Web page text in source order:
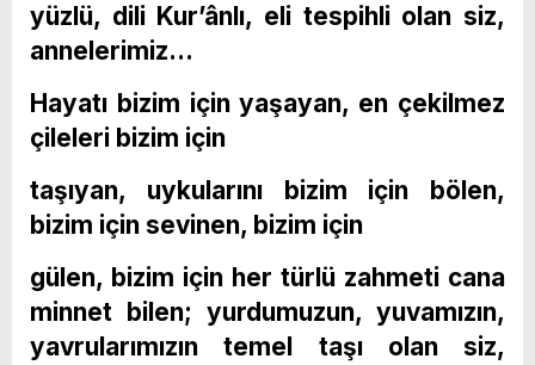
yüzlü, dili Kur’ânlı, eli tespihli olan siz,
annelerimiz…
Hayatı bizim için yaşayan, en çekilmez
çileleri bizim için
taşıyan, uykularını bizim için bölen,
bizim için sevinen, bizim için
gülen, bizim için her türlü zahmeti cana
minnet bilen; yurdumuzun, yuvamızın,
yavrularımızın temel taşı olan siz,